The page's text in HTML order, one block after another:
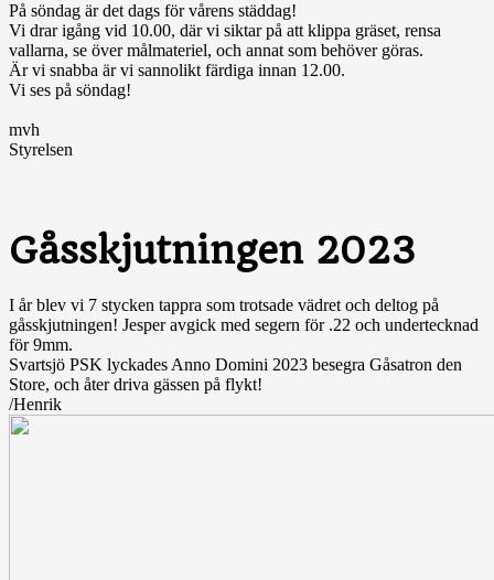
På söndag är det dags för vårens städdag!
Vi drar igång vid 10.00, där vi siktar på att klippa gräset, rensa
vallarna, se över målmateriel, och annat som behöver göras.
Är vi snabba är vi sannolikt färdiga innan 12.00.
Vi ses på söndag!
mvh
Styrelsen
Gåsskjutningen 2023
I år blev vi 7 stycken tappra som trotsade vädret och deltog på
gåsskjutningen! Jesper avgick med segern för .22 och undertecknad
för 9mm.
Svartsjö PSK lyckades Anno Domini 2023 besegra Gåsatron den
Store, och åter driva gässen på flykt!
/Henrik